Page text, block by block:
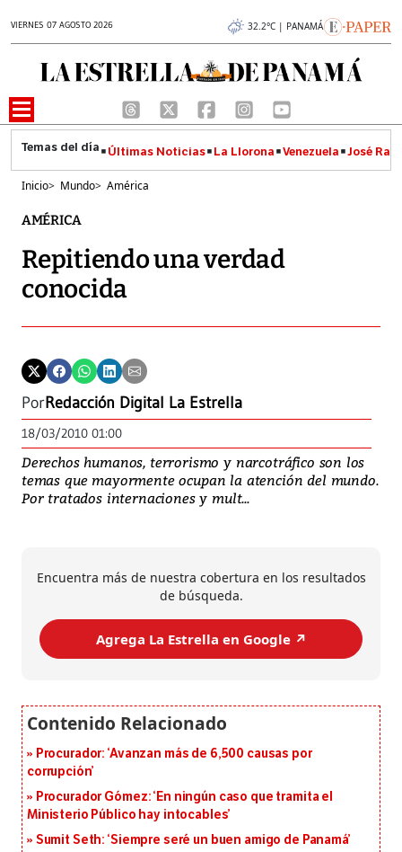
VIERNES 07 AGOSTO 2026 32.2°C | PANAMÁ
Últimas Noticias La Llorona Venezuela José
Inicio> Mundo> América
AMÉRICA
Repitiendo una verdad
conocida
PorRedacción Digital La Estrella
18/03/2010 01:00
Derechos humanos, terrorismo y narcotráfico son los
temas que mayormente ocupan la atención del mundo.
Por tratados internaciones y mult...
Encuentra más de nuestra cobertura en los resultados
de búsqueda.
Agrega La Estrella en Google ↗️
Procurador: ‘Avanzan más de 6,500 causas por
corrupción’
Procurador Gómez: ‘En ningún caso que tramita el
Ministerio Público hay intocables’
Sumit Seth: ‘Siempre seré un buen amigo de Panamá’